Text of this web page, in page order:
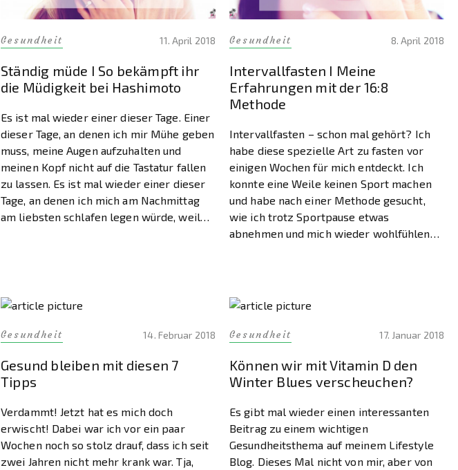
Gesundheit 11. April 2018
Ständig müde I So bekämpft ihr
die Müdigkeit bei Hashimoto
Es ist mal wieder einer dieser Tage. Einer
dieser Tage, an denen ich mir Mühe geben
muss, meine Augen aufzuhalten und
meinen Kopf nicht auf die Tastatur fallen
zu lassen. Es ist mal wieder einer dieser
Tage, an denen ich mich am Nachmittag
am liebsten schlafen legen würde, weil
Gesundheit 8. April 2018
Intervallfasten I Meine
Erfahrungen mit der 16:8
Methode
Intervallfasten – schon mal gehört? Ich
habe diese spezielle Art zu fasten vor
einigen Wochen für mich entdeckt. Ich
konnte eine Weile keinen Sport machen
und habe nach einer Methode gesucht,
wie ich trotz Sportpause etwas
abnehmen und mich wieder wohlfühlen
Gesundheit 14. Februar 2018
Gesund bleiben mit diesen 7
Tipps
Verdammt! Jetzt hat es mich doch
erwischt! Dabei war ich vor ein paar
Wochen noch so stolz drauf, dass ich seit
zwei Jahren nicht mehr krank war. Tja,
Gesundheit 17. Januar 2018
Können wir mit Vitamin D den
Winter Blues verscheuchen?
Es gibt mal wieder einen interessanten
Beitrag zu einem wichtigen
Gesundheitsthema auf meinem Lifestyle
Blog. Dieses Mal nicht von mir, aber von